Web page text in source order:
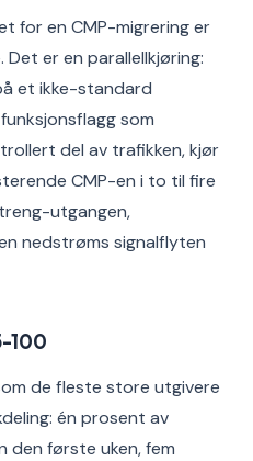
for en CMP-migrering er
er en parallellkjøring:
et ikke-standard
som
del av trafikken, kjør
CMP-en i to til fire
utgangen,
nedstrøms signalflyten
100
de fleste store utgivere
én prosent av
den første uken, fem